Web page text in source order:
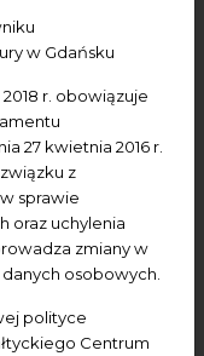
w Gdańsku
r. obowiązuje
27 kwietnia 2016 r.
z
sprawie
oraz uchylenia
zmiany w
osobowych.
polityce
Centrum